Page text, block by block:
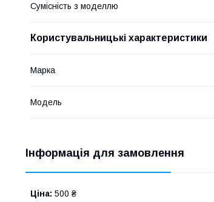
Сумісність з моделлю
Користувальницькі характеристики
Марка
Модель
Інформація для замовлення
Ціна: 500 ₴